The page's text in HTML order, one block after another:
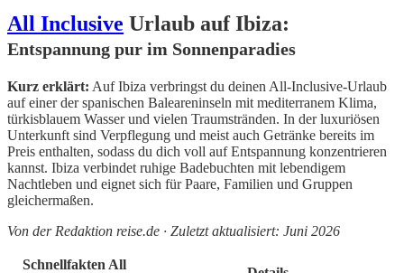
All Inclusive Urlaub auf Ibiza:
Entspannung pur im Sonnenparadies
Kurz erklärt: Auf Ibiza verbringst du deinen All-Inclusive-Urlaub
auf einer der spanischen Baleareninseln mit mediterranem Klima,
türkisblauem Wasser und vielen Traumstränden. In der luxuriösen
Unterkunft sind Verpflegung und meist auch Getränke bereits im
Preis enthalten, sodass du dich voll auf Entspannung konzentrieren
kannst. Ibiza verbindet ruhige Badebuchten mit lebendigem
Nachtleben und eignet sich für Paare, Familien und Gruppen
gleichermaßen.
Von der Redaktion reise.de · Zuletzt aktualisiert: Juni 2026
Schnellfakten All